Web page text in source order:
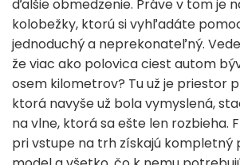
ďalšie obmedzenie. Práve v tom je
kolobežky, ktorú si vyhľadáte
jednoduchý a neprekonateľný.
že viac ako polovica ciest autom
osem kilometrov? Tu už je priestor
ktorá navyše už bola vymyslená,
na vlne, ktorá sa ešte len rozbieha.
pri vstupe na trh získajú kompletný